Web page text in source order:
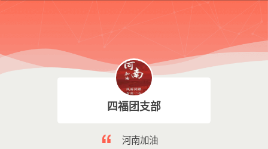
四福团支部
河南加油